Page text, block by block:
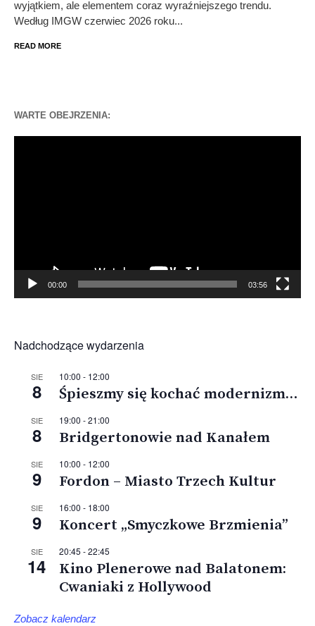
wyjątkiem, ale elementem coraz wyraźniejszego trendu.
Według IMGW czerwiec 2026 roku...
READ MORE
WARTE OBEJRZENIA:
00:00 03:56
Nadchodzące wydarzenia
SIE
8
10:00 - 12:00
Śpieszmy się kochać modernizm…
SIE
8
19:00 -21:00
Bridgertonowie nad Kanałem
SIE
9
10:00 - 12:00
Fordon – Miasto Trzech Kultur
SIE
9
16:00 - 18:00
Koncert „Smyczkowe Brzmienia”
SIE
14
20:45 -22:45
Kino Plenerowe nad Balatonem:
Cwaniaki z Hollywood
Zobacz kalendarz